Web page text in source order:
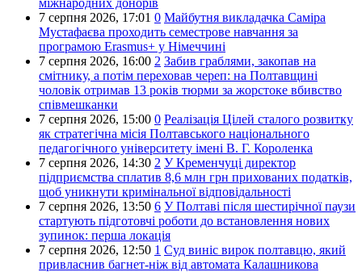
7 серпня 2026, 17:01 0 Майбутня викладачка Саміра
Мустафаєва проходить семестрове навчання за
програмою Erasmus+ у Німеччині
7 серпня 2026, 16:00 2 Забив граблями, закопав на
смітнику, а потім переховав череп: на Полтавщині
чоловік отримав 13 років тюрми за жорстоке вбивство
співмешканки
7 серпня 2026, 15:00 0 Реалізація Цілей сталого розвитку
як стратегічна місія Полтавського національного
педагогічного університету імені В. Г. Короленка
7 серпня 2026, 14:30 2 У Кременчуці директор
підприємства сплатив 8,6 млн грн прихованих податків,
щоб уникнути кримінальної відповідальності
7 серпня 2026, 13:50 6 У Полтаві після шестирічної паузи
стартують підготовчі роботи до встановлення нових
зупинок: перша локація
7 серпня 2026, 12:50 1 Суд виніс вирок полтавцю, який
привласнив багнет-ніж від автомата Калашникова